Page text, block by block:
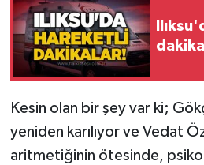
Kesin olan bir şey var ki;
yeniden karılıyor ve Vedat
aritmetiğinin ötesinde,